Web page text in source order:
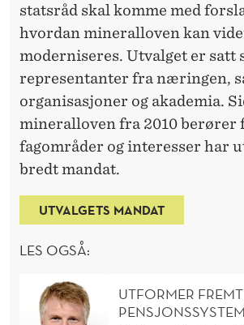
statsråd skal komme med
hvordan mineralloven kan
moderniseres. Utvalget er satt
representanter fra næringen,
organisasjoner og akademia.
mineralloven fra 2010 berører
fagområder og interesser har
bredt mandat.
UTVALGETS MANDAT
LES OGSÅ:
UTFORMER
PENSJONSSYSTEM